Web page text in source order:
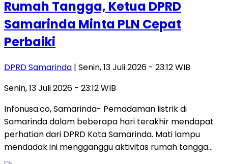
Rumah Tangga, Ketua DPRD
Samarinda Minta PLN Cepat
Perbaiki
DPRD Samarinda | Senin, 13 Juli 2026 - 23:12 WIB
Senin, 13 Juli 2026 - 23:12 WIB
Infonusa.co, Samarinda​- Pemadaman listrik di
Samarinda dalam beberapa hari terakhir mendapat
perhatian dari DPRD Kota Samarinda. Mati lampu
mendadak ini mengganggu aktivitas rumah tangga…